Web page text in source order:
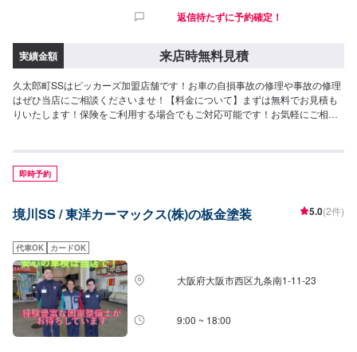
返信待たずに予約確定！
実績金額 来店時無料見積
久太郎町SSはピッカーズ加盟店舗です！お車の自損事故の修理や事故の修理
はぜひ当店にご相談くださいませ！【料金について】まずは無料でお見積も
りいたします！保険をご利用する場合でもご対応可能です！お気軽にご相談
即時予約
境川SS / 東洋カーマックス(株)の板金塗装 5.0(2件)
代車OK カードOK
大阪府大阪市西区九条南1-11-23
9:00 ~ 18:00